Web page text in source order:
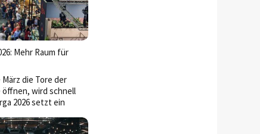
Mehr Raum für
die Tore der
öffnen, wird schnell
2026 setzt ein
Die internationale